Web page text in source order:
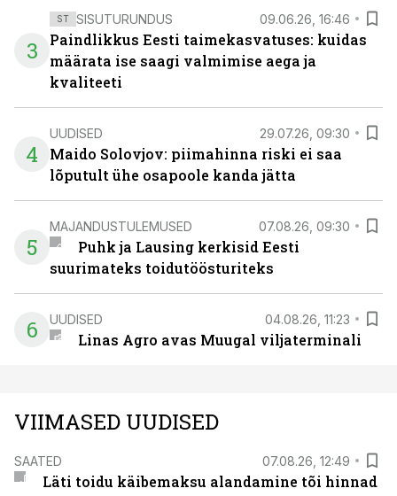
3
ST SISUTURUNDUS 09.06.26, 16:46
Paindlikkus Eesti taimekasvatuses: kuidas
määrata ise saagi valmimise aega ja
kvaliteeti
4
UUDISED 29.07.26, 09:30
Maido Solovjov: piimahinna riski ei saa
lõputult ühe osapoole kanda jätta
5
MAJANDUSTULEMUSED 07.08.26, 09:30
Puhk ja Lausing kerkisid Eesti
suurimateks toidutöösturiteks
6 UUDISED 04.08.26, 11:23
Linas Agro avas Muugal viljaterminali
VIIMASED UUDISED
SAATED 07.08.26, 12:49
Läti toidu käibemaksu alandamine tõi hinnad